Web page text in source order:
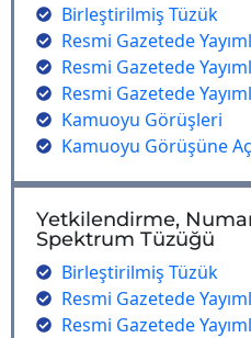
Birleştirilmiş Tüzük
Resmi Gazetede
Resmi Gazetede
Resmi Gazetede
Kamuoyu Görüşleri
Kamuoyu Görüşüne
Yetkilendirme,
Spektrum Tüzüğü
Birleştirilmiş Tüzük
Resmi Gazetede
Resmi Gazetede